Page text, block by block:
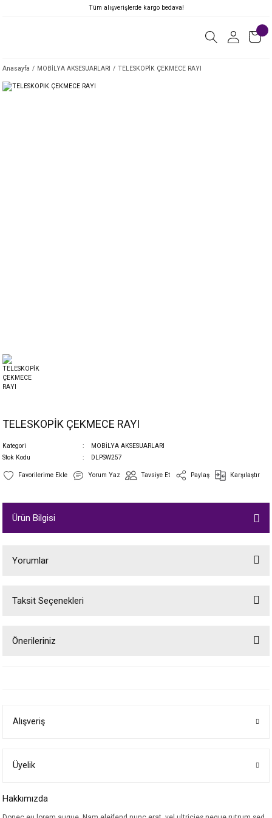
Tüm alışverişlerde kargo bedava!
Anasayfa MOBİLYA AKSESUARLARI TELESKOPİK ÇEKMECE RAYI
TELESKOPİK ÇEKMECE RAYI
Kategori
MOBİLYA AKSESUARLARI
Stok Kodu
DLPSW257
Yorum Yaz Tavsiye Et Paylaş Karşılaştır
Ürün Bilgisi
Yorumlar
Taksit Seçenekleri
Önerileriniz
Ürün bilgilerinde hatalar bulunuyor.
Bu ürüne benzer farklı alternatifler olmalı.
Alışveriş
Üyelik
Hakkımızda